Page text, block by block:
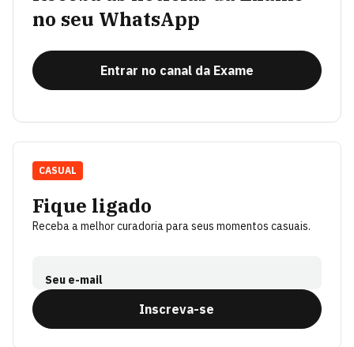
no seu WhatsApp
Entrar no canal da Exame
Fique ligado
Receba a melhor curadoria para seus momentos casuais.
Seu e-mail
Inscreva-se
CASUAL